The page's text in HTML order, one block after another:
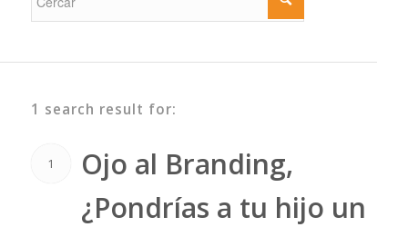
1 search result for:
1
Ojo al Branding,
¿Pondrías a tu hijo un